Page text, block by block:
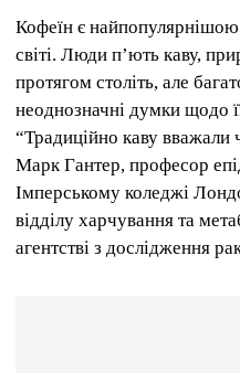
Кофеїн є
світі. Люди п’ють каву,
протягом століть, але
неоднозначні думки щодо
“Традиційно каву
Марк Гантер, професор
Імперському коледжі
відділу харчування та
агентстві з дослідження